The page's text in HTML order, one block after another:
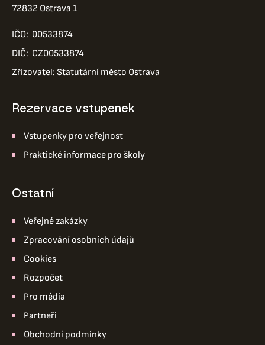
72832 Ostrava 1
IČO: 00533874
DIČ: CZ00533874
Zřizovatel: Statutární město Ostrava
Rezervace vstupenek
Vstupenky pro veřejnost
Praktické informace pro školy
ostatní
Veřejné zakázky
Zpracování osobních údajů
Cookies
Rozpočet
Pro média
Partneři
Obchodní podmínky